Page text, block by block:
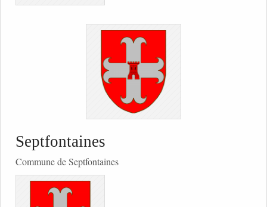
Septfontaines
Commune de Septfontaines